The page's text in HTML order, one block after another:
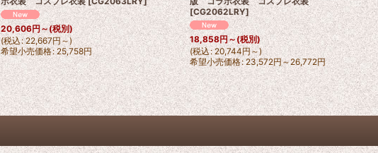
20,606円～(税別)
(税込: 22,667円～)
希望小売価格: 25,758円
[CG2062LRY]
18,858円～(税別)
(税込: 20,744円～)
希望小売価格: 23,572円～26,772円